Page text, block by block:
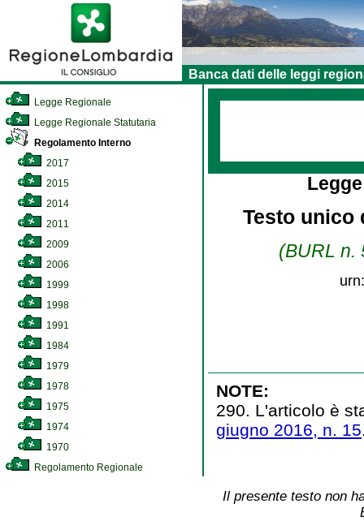
Banca dati delle leggi
Legge Regionale
Legge Regionale Statutaria
Regolamento Interno
2017
2015
2014
2011
2009
2006
1999
1998
1991
1984
1979
1978
1975
1974
1970
Regolamento Regionale
Testo unico
(BURL n.
NOTE:
290. L'articolo è
giugno 2016, n. 15
Il presente testo non